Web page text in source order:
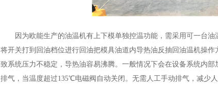
因为欧能生产的油温机有上下模单独控温功能，需采用可一台
将开关打到回油档位进行回油把模具油道内导热油反抽回油温机操
致系统压力不稳定，导热油容易沸腾。一般情况下会在设备系统内
排气，当温度超过135℃电磁阀自动关闭。无需人工手动排气，减少